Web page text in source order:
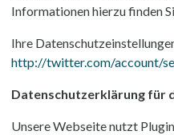
Informationen hierzu finden
Ihre
http://twitter.com/account/
Datenschutzerklärung für
Unsere Webseite nutzt